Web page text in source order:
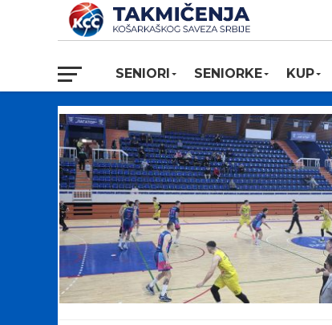
SENIORI SENIORKE KUP